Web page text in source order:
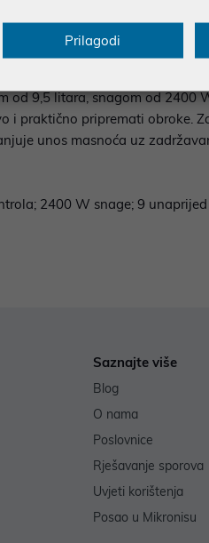
Multimedija
od 9,5 litara, snagom od
i praktično pripremati obroke.
unos masnoća uz
2400 W snage; 9
Saznajte više
Blog
O nama
Poslovnice
Rješavanje sporova
Uvjeti korištenja
Posao u Mikronisu
Prilagodi